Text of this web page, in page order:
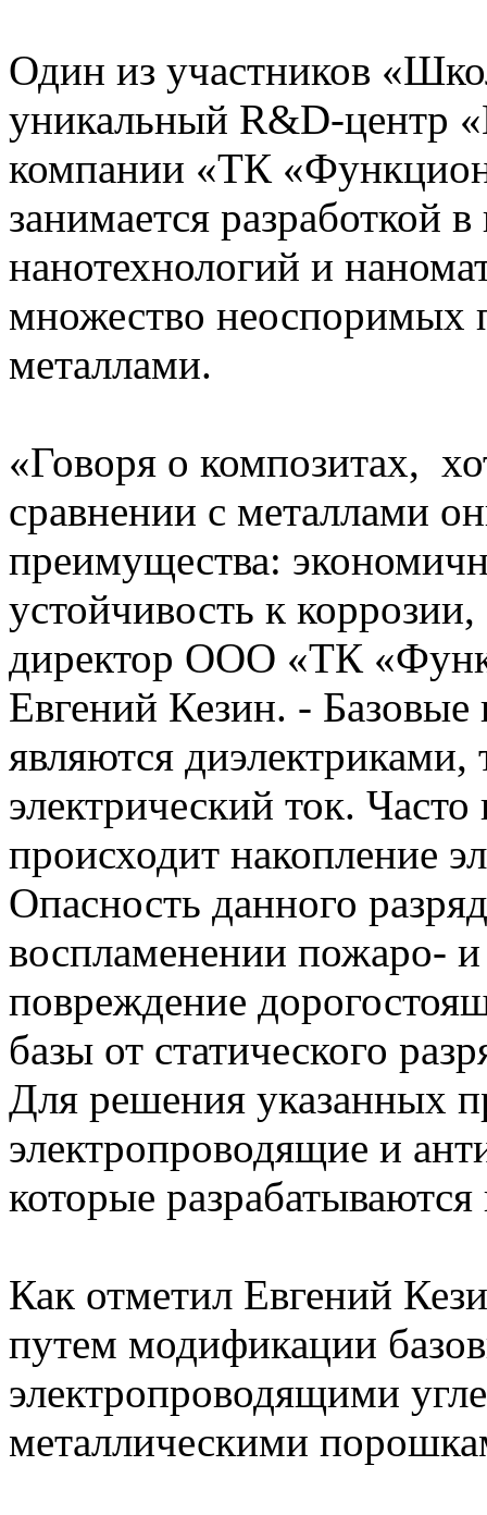
Один из участников
уникальный R&D-центр
компании «ТК
занимается разработкой
нанотехнологий и
множество неоспоримых
металлами.
«Говоря о композитах,
сравнении с металлами
преимущества:
устойчивость к
директор ООО «ТК
Евгений Кезин. -
являются диэлектриками,
электрический ток.
происходит накопление
Опасность данного
воспламенении пожаро-
повреждение
базы от статического
Для решения указанных
электропроводящие и
которые
Как отметил Евгений
путем модификации
электропроводящими
металлическими